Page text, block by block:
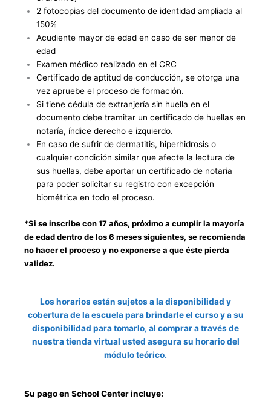
2 fotocopias del documento de identidad ampliada al
150%
Acudiente mayor de edad en caso de ser menor de
edad
Examen médico realizado en el CRC
Certificado de aptitud de conducción, se otorga una
vez apruebe el proceso de formación.
Si tiene cédula de extranjería sin huella en el
documento debe tramitar un certificado de huellas en
notaría, índice derecho e izquierdo.
En caso de sufrir de dermatitis, hiperhidrosis o
cualquier condición similar que afecte la lectura de
sus huellas, debe aportar un certificado de notaria
para poder solicitar su registro con excepción
biométrica en todo el proceso.
*Si se inscribe con 17 años, próximo a cumplir la mayoría
de edad dentro de los 6 meses siguientes, se recomienda
no hacer el proceso y no exponerse a que éste pierda
validez.
Los horarios están sujetos a la disponibilidad y
cobertura de la escuela para brindarle el curso y a su
disponibilidad para tomarlo, al comprar a través de
nuestra tienda virtual usted asegura su horario del
módulo teórico.
Su pago en School Center incluye: